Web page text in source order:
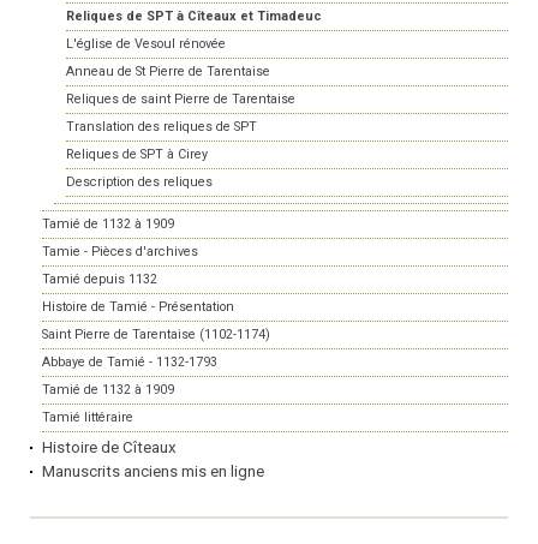
Reliques de SPT à Cîteaux et Timadeuc
L'église de Vesoul rénovée
Anneau de St Pierre de Tarentaise
Reliques de saint Pierre de Tarentaise
Translation des reliques de SPT
Reliques de SPT à Cirey
Description des reliques
Tamié de 1132 à 1909
Tamie - Pièces d'archives
Tamié depuis 1132
Histoire de Tamié - Présentation
Saint Pierre de Tarentaise (1102-1174)
Abbaye de Tamié - 1132-1793
Tamié de 1132 à 1909
Tamié littéraire
Histoire de Cîteaux
Manuscrits anciens mis en ligne